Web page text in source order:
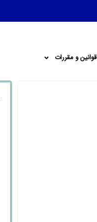
قوانین و مقررات